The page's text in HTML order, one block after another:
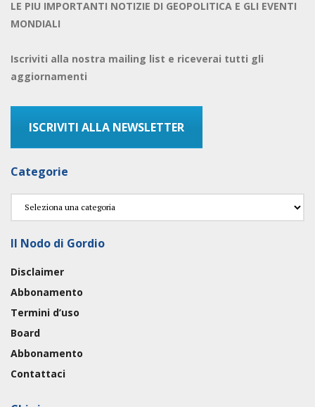
LE PIU IMPORTANTI NOTIZIE DI GEOPOLITICA E GLI EVENTI
MONDIALI
Iscriviti alla nostra mailing list e riceverai tutti gli
aggiornamenti
ISCRIVITI ALLA NEWSLETTER
Categorie
Categorie
Il Nodo di Gordio
Disclaimer
Abbonamento
Termini d’uso
Board
Abbonamento
Contattaci